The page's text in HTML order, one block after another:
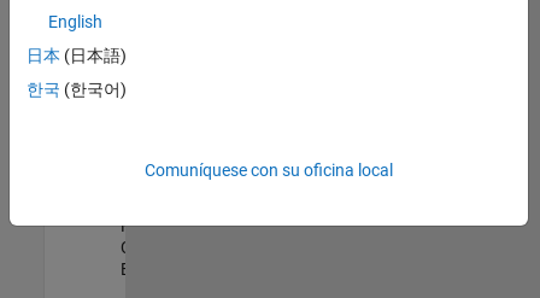
US-MA-Natick
Experimentado
Marketing and
Campaigns
Marketing
Communications |
Experimentado
English
日本 (日本語)
한국 (한국어)
Comuníquese con su oficina local